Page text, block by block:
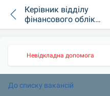
Керівник відділу
фінансового обліку
та звітності
Невідкладна допомога
До списку вакансій